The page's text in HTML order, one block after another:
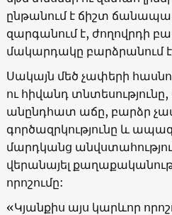
ընթանում է ճիշտ
զարգանում է, ժողովրդի
մակարդակը բարձրանում
Սակայն մեծ չափերի
ու հիվանդ
անընդհատ աճը, բարձր
գործազրկությունը և
մարդկանց
վերանայել
որոշումը:
«Կյանքիս այս կարևոր